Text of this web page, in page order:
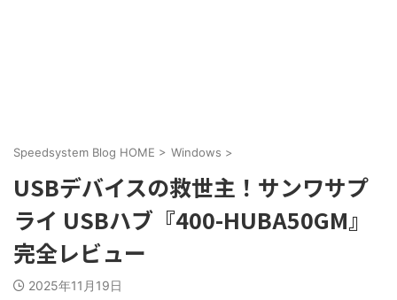
Speedsystem Blog HOME > Windows >
USBデバイスの救世主！サンワサプ
ライ USBハブ『400-HUBA50GM』
完全レビュー
2025年11月19日